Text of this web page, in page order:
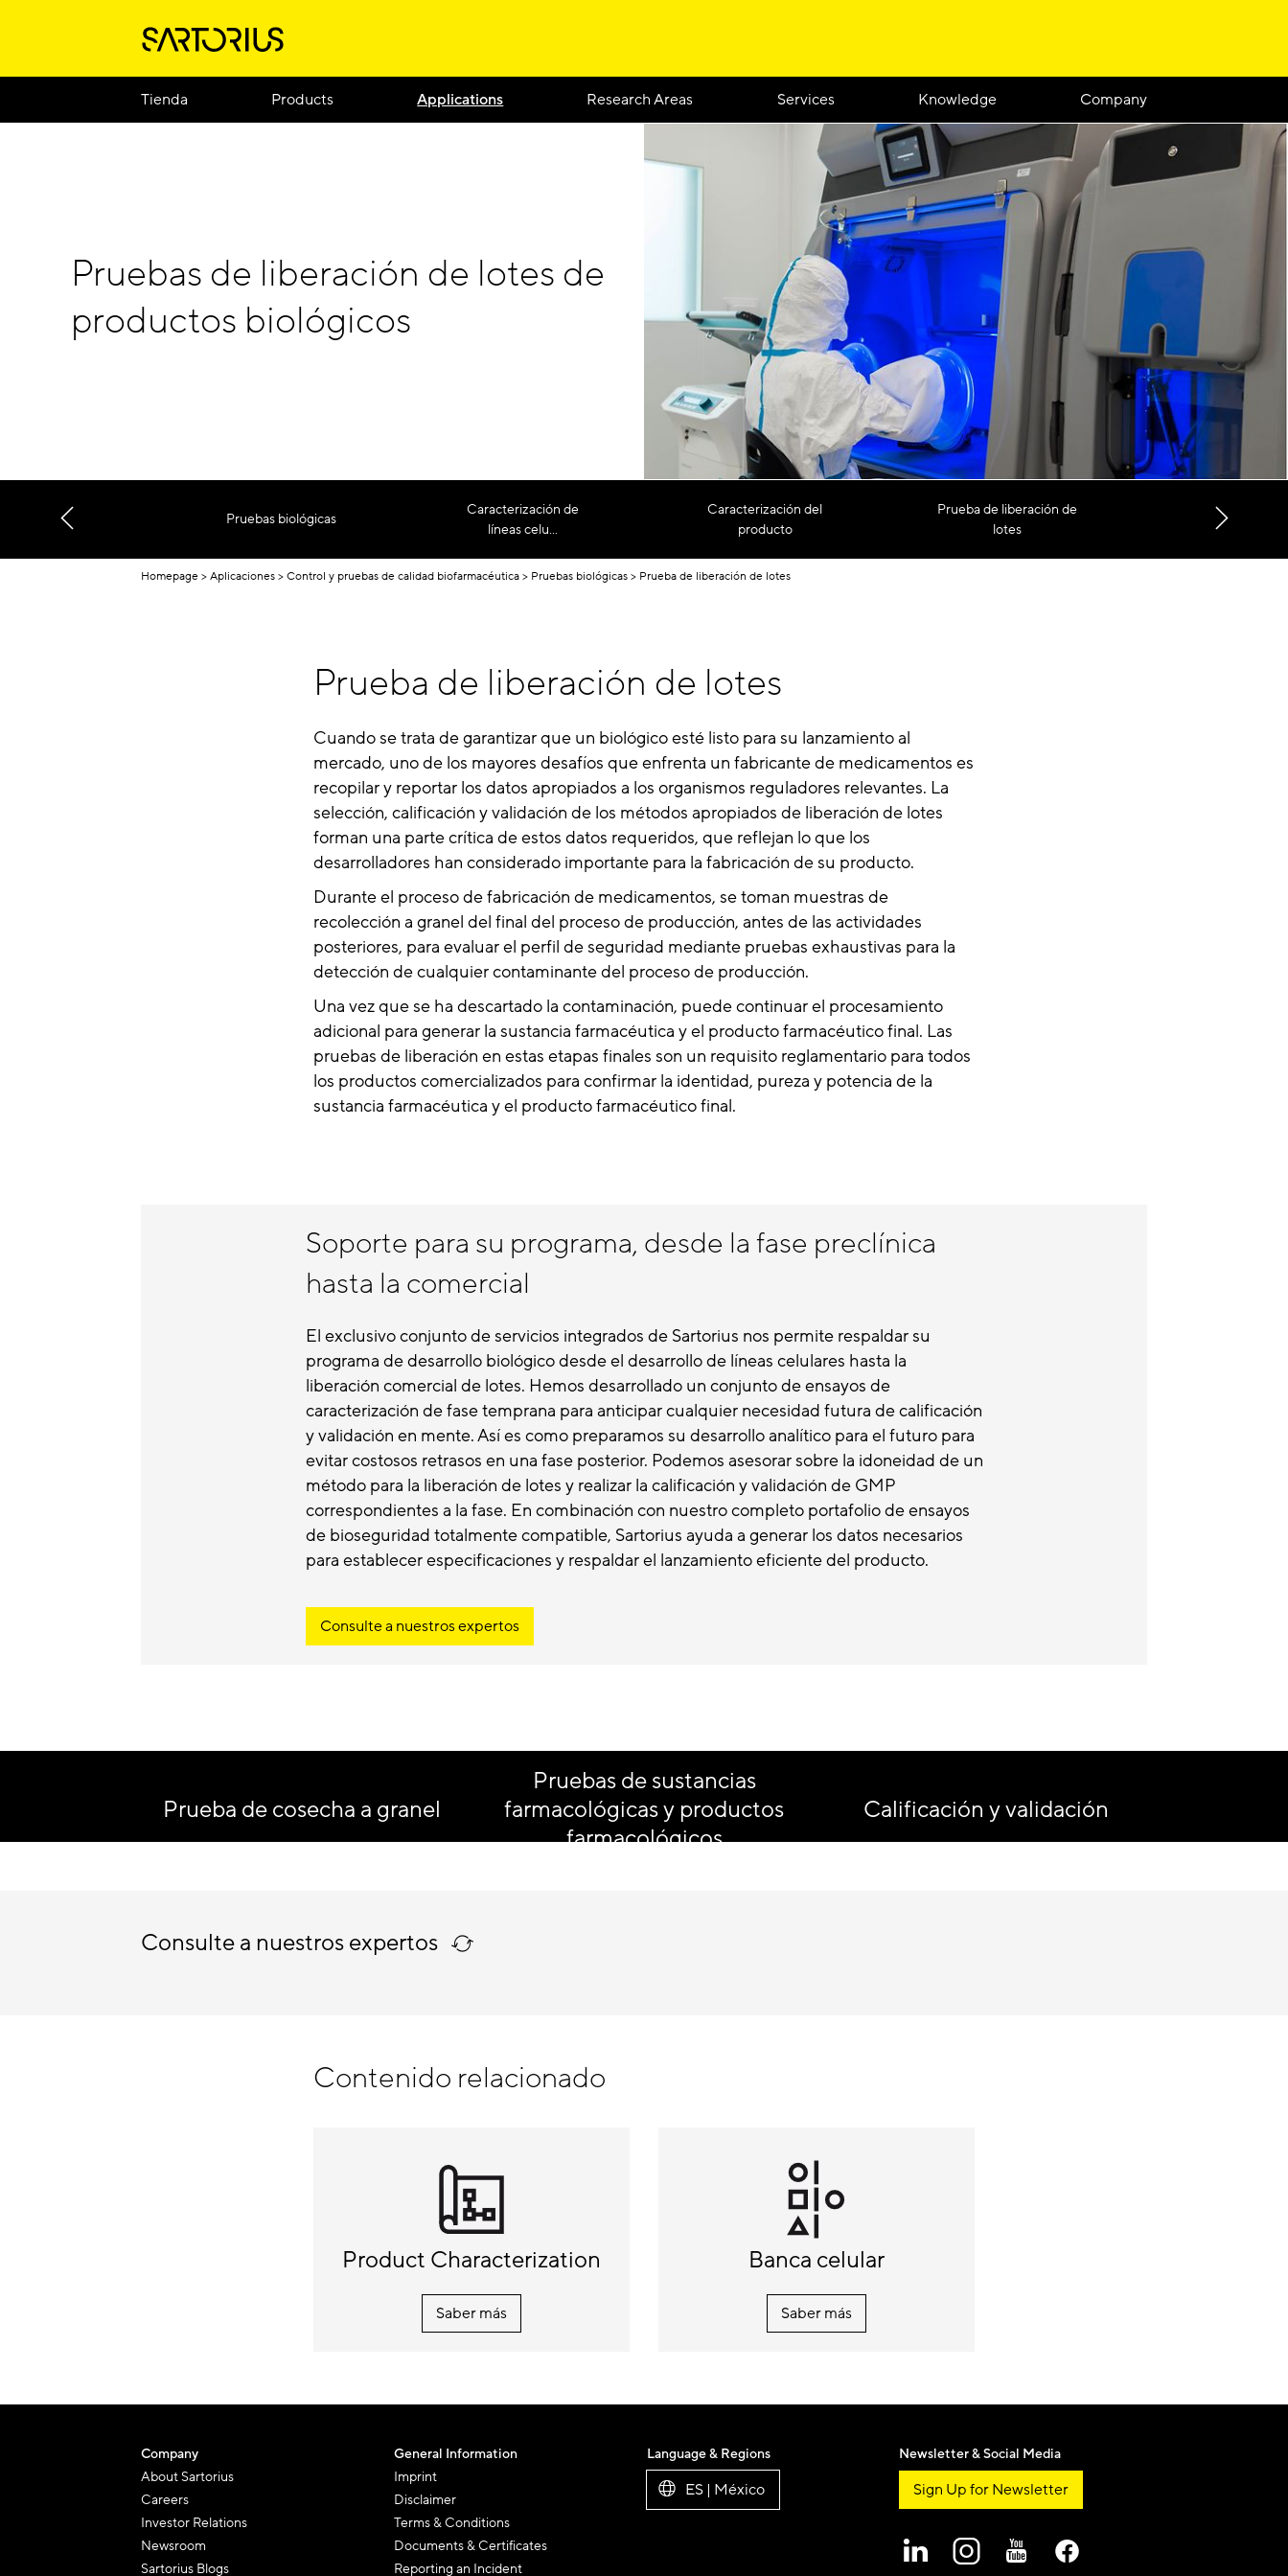
Tienda Products Applications Research Areas Services Knowledge Company
Pruebas de liberación de lotes de
productos biológicos
Pruebas biológicas
Caracterización de
líneas celu...
Caracterización del
producto
Prueba de liberación de
lotes
Homepage Aplicaciones Control y pruebas de calidad biofarmacéutica Pruebas biológicas Prueba de liberación de lotes
Prueba de liberación de lotes
Cuando se trata de garantizar que un biológico esté listo para su lanzamiento al
mercado, uno de los mayores desafíos que enfrenta un fabricante de medicamentos es
recopilar y reportar los datos apropiados a los organismos reguladores relevantes. La
selección, calificación y validación de los métodos apropiados de liberación de lotes
forman una parte crítica de estos datos requeridos, que reflejan lo que los
desarrolladores han considerado importante para la fabricación de su producto.
Durante el proceso de fabricación de medicamentos, se toman muestras de
recolección a granel del final del proceso de producción, antes de las actividades
posteriores, para evaluar el perfil de seguridad mediante pruebas exhaustivas para la
detección de cualquier contaminante del proceso de producción.
Una vez que se ha descartado la contaminación, puede continuar el procesamiento
adicional para generar la sustancia farmacéutica y el producto farmacéutico final. Las
pruebas de liberación en estas etapas finales son un requisito reglamentario para todos
los productos comercializados para confirmar la identidad, pureza y potencia de la
sustancia farmacéutica y el producto farmacéutico final.
Soporte para su programa, desde la fase preclínica
hasta la comercial
El exclusivo conjunto de servicios integrados de Sartorius nos permite respaldar su
programa de desarrollo biológico desde el desarrollo de líneas celulares hasta la
liberación comercial de lotes. Hemos desarrollado un conjunto de ensayos de
caracterización de fase temprana para anticipar cualquier necesidad futura de calificación
y validación en mente. Así es como preparamos su desarrollo analítico para el futuro para
evitar costosos retrasos en una fase posterior. Podemos asesorar sobre la idoneidad de un
método para la liberación de lotes y realizar la calificación y validación de GMP
correspondientes a la fase. En combinación con nuestro completo portafolio de ensayos
de bioseguridad totalmente compatible, Sartorius ayuda a generar los datos necesarios
para establecer especificaciones y respaldar el lanzamiento eficiente del producto.
Consulte a nuestros expertos
Prueba de cosecha a granel
Pruebas de sustancias
farmacológicas y productos
farmacológicos
Calificación y validación
Consulte a nuestros expertos
Contenido relacionado
Product Characterization
Saber más
Banca celular
Saber más
Company
About Sartorius
Careers
Investor Relations
Newsroom
Sartorius Blogs
General Information
Imprint
Disclaimer
Terms & Conditions
Documents & Certificates
Reporting an Incident
Language & Regions
ES | México
Newsletter & Social Media
Sign Up for Newsletter